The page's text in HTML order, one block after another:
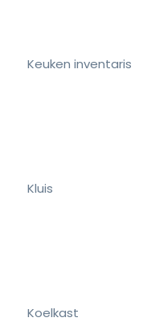
Keuken inventaris
Kluis
Koelkast